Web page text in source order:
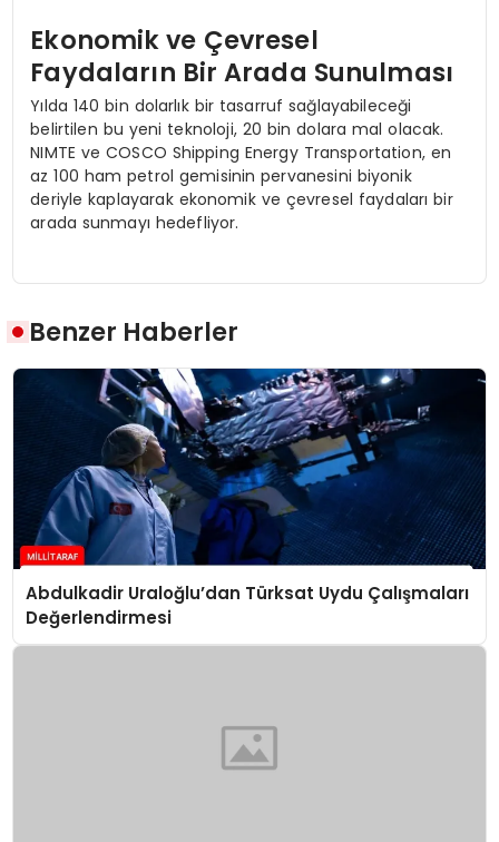
Ekonomik ve Çevresel
Faydaların Bir Arada Sunulması
Yılda 140 bin dolarlık bir tasarruf sağlayabileceği
belirtilen bu yeni teknoloji, 20 bin dolara mal olacak.
NIMTE ve COSCO Shipping Energy Transportation, en
az 100 ham petrol gemisinin pervanesini biyonik
deriyle kaplayarak ekonomik ve çevresel faydaları bir
arada sunmayı hedefliyor.
Benzer Haberler
Abdulkadir Uraloğlu’dan Türksat Uydu Çalışmaları
Değerlendirmesi